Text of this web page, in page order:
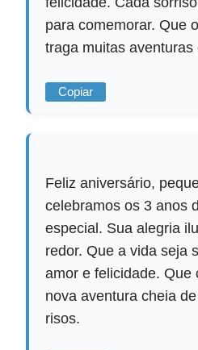
para comemorar. Que
traga muitas aventuras
Copiar
Feliz aniversário,
celebramos os 3 anos
especial. Sua alegria
redor. Que a vida seja
amor e felicidade. Que
nova aventura cheia
risos.